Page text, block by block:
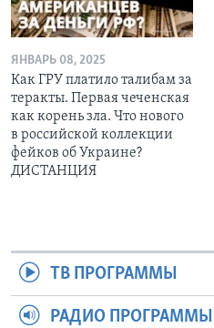
ЯНВАРЬ 08, 2025
Как ГРУ платило талибам за
теракты. Первая чеченская
как корень зла. Что нового
в российской коллекции
фейков об Украине?
ДИСТАНЦИЯ
ТВ ПРОГРАММЫ
РАДИО ПРОГРАММЫ